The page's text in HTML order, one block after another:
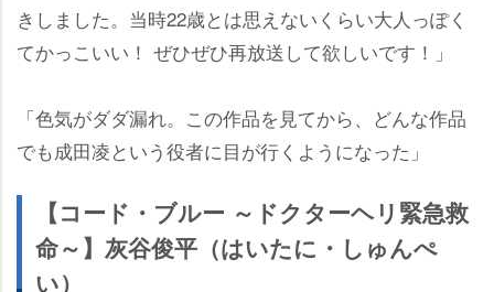
きしました。当時22歳とは思えないくらい大人っぽく
てかっこいい！ ぜひぜひ再放送して欲しいです！」
「色気がダダ漏れ。この作品を見てから、どんな作品
でも成田凌という役者に目が行くようになった」
【コード・ブルー ～ドクターヘリ緊急救
命～】灰谷俊平（はいたに・しゅんぺ
い）